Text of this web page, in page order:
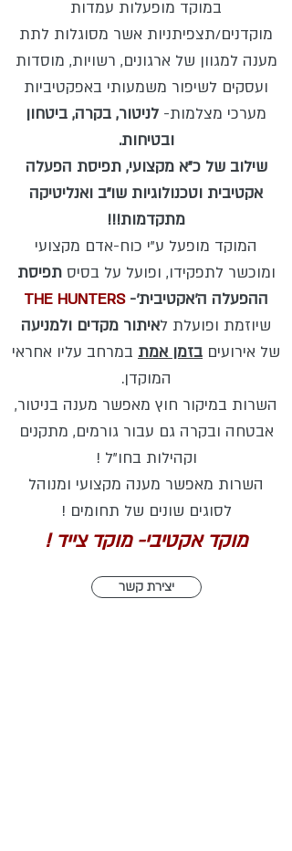
במוקד מופעלות עמדות
מוקדנים/תצפיתניות אשר מסוגלות לתת
מענה למגוון של ארגונים, רשויות, מוסדות
ועסקים לשיפור משמעותי באפקטיביות
מערכי מצלמות- לניטור, בקרה, ביטחון
ובטיחות.
שילוב של כ"א מקצועי, תפיסת הפעלה
אקטיבית וטכנולוגיות שו"ב ואנליטיקה
מתקדמות!!!
המוקד מופעל ע"י כוח-אדם מקצועי
ומוכשר לתפקידו, ופועל על בסיסתפיסת
ההפעלה ה'אקטיבית'-THE HUNTERS
שיוזמת ופועלת לאיתור מקדים ולמניעה
של אירועים בזמן אמת במרחב עליו אחראי
המוקדן.
השרות במיקור חוץ מאפשר מענה בניטור,
אבטחה ובקרה גם עבור גורמים, מתקנים
וקהילות בחו"ל !
השרות מאפשר מענה מקצועי ומנוהל
לסוגים שונים של תחומים !
מוקד אקטיבי- מוקד צייד !
יצירת קשר